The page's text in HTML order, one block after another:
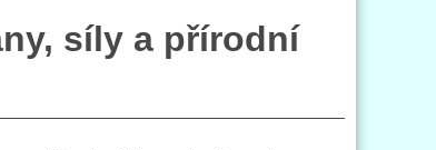
síly a přírodní